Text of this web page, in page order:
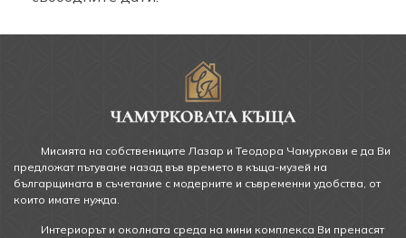
Мисията на собствениците Лазар и Теодора Чамуркови е да Ви
предложат пътуване назад във времето в къща-музей на
българщината в съчетание с модерните и съвременни удобства, от
които имате нужда.
Интериорът и околната среда на мини комплекса Ви пренасят